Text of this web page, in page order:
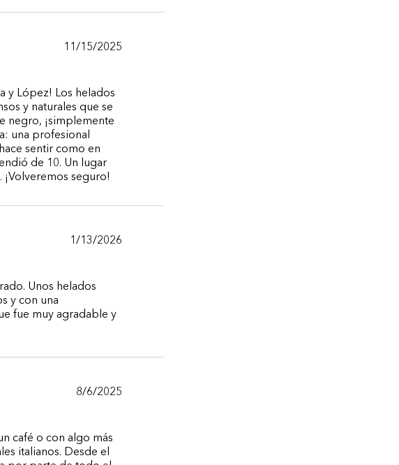
11/15/2025
y López! Los helados
y naturales que se
negro, ¡simplemente
una profesional
sentir como en
de 10. Un lugar
seguro!
1/13/2026
Unos helados
y con una
fue muy agradable y
8/6/2025
café o con algo más
italianos. Desde el